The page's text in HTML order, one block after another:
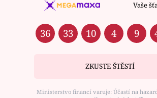
Vaše
36 33 10 4 9
ZKUSTE ŠTĚSTÍ
Ministerstvo financí varuje: Účastí na